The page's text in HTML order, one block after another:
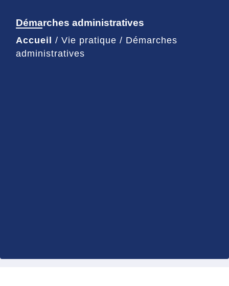
Démarches administratives
Accueil / Vie pratique / Démarches
administratives